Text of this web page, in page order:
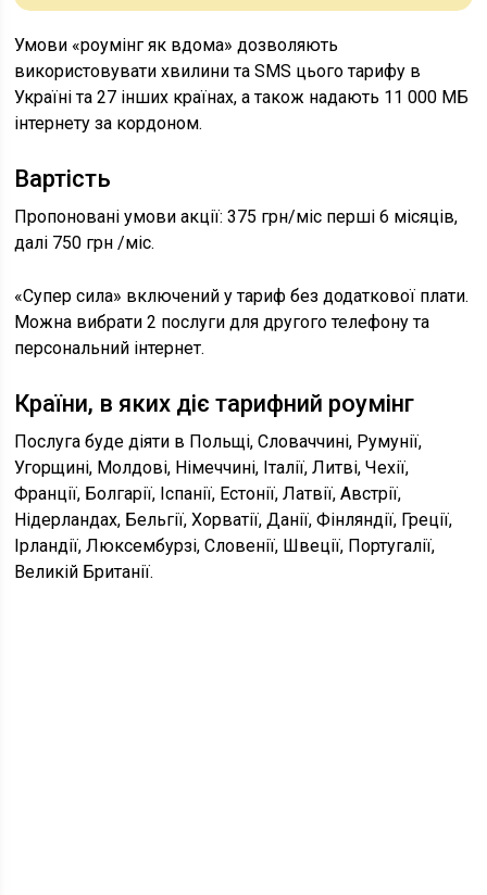
Умови «роумінг як вдома» дозволяють
використовувати хвилини та SMS цього тарифу в
Україні та 27 інших країнах, а також надають 11 000 МБ
інтернету за кордоном.
Вартість
Пропоновані умови акції: 375 грн/міс перші 6 місяців,
далі 750 грн /міс.
«Супер сила» включений у тариф без додаткової плати.
Можна вибрати 2 послуги для другого телефону та
персональний інтернет.
Країни, в яких діє тарифний роумінг
Послуга буде діяти в Польщі, Словаччині, Румунії,
Угорщині, Молдові, Німеччині, Італії, Литві, Чехії,
Франції, Болгарії, Іспанії, Естонії, Латвії, Австрії,
Нідерландах, Бельгії, Хорватії, Данії, Фінляндії, Греції,
Ірландії, Люксембурзі, Словенії, Швеції, Португалії,
Великій Британії.